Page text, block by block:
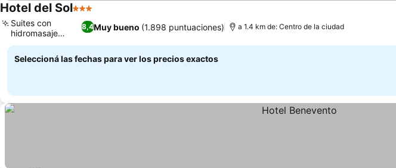
Hotel del Sol3 Estrellas
8,4Muy bueno (1.898 puntuaciones)
Suites con
hidromasaje
privado
a 1.4 km de: Centro de la ciudad
Seleccioná las fechas para ver los precios exactos